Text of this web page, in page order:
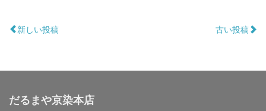
新しい投稿 古い投稿
だるまや京染本店